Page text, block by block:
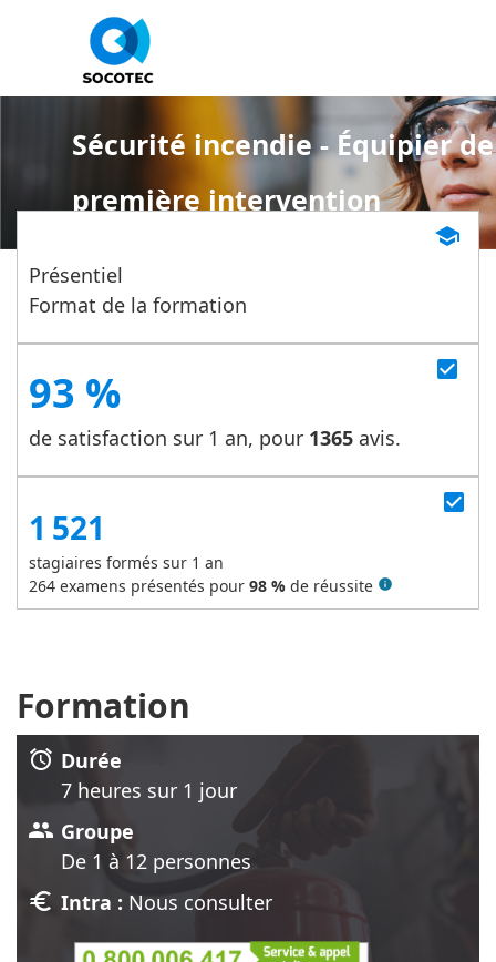
Sécurité incendie - Équipier de
première intervention
Présentiel
Format de la formation
school
93 %
de satisfaction sur 1 an, pour 1365 avis.
check_box
check_box
1 521
stagiaires formés sur 1 an
264 examens présentés pour 98 % de réussite info
Formation
alarm Durée
7 heures sur 1 jour
group Groupe
De 1 à 12 personnes
euro Intra : Nous consulter